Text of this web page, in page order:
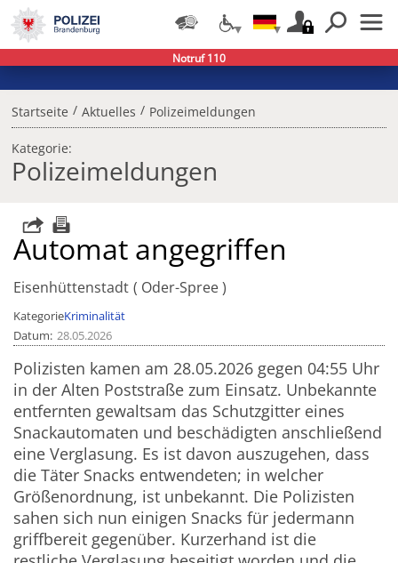
Startseite / Aktuelles / Polizeimeldungen
Kategorie:
Polizeimeldungen
Automat angegriffen
Eisenhüttenstadt Oder-Spree
KategorieKriminalität
Datum 28.05.2026
Polizisten kamen am 28.05.2026 gegen 04:55 Uhr
in der Alten Poststraße zum Einsatz. Unbekannte
entfernten gewaltsam das Schutzgitter eines
Snackautomaten und beschädigten anschließend
eine Verglasung. Es ist davon auszugehen, dass
die Täter Snacks entwendeten; in welcher
Größenordnung, ist unbekannt. Die Polizisten
sahen sich nun einigen Snacks für jedermann
griffbereit gegenüber. Kurzerhand ist die
Notruf 110